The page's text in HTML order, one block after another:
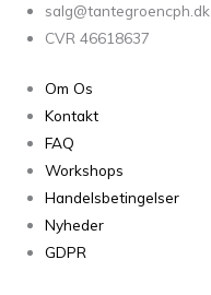
salg@tantegroencph.dk
CVR 46618637
Om Os
Kontakt
FAQ
Workshops
Handelsbetingelser
Nyheder
GDPR